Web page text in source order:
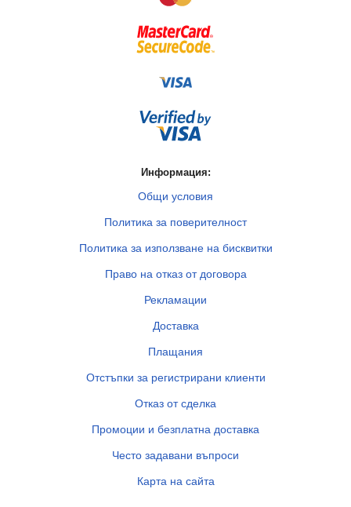
Информация:
Общи условия
Политика за поверителност
Политика за използване на бисквитки
Право на отказ от договора
Рекламации
Доставка
Плащания
Отстъпки за регистрирани клиенти
Отказ от сделка
Промоции и безплатна доставка
Често задавани въпроси
Карта на сайта